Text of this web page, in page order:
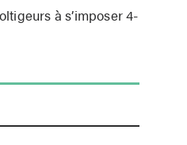
à s’imposer 4-